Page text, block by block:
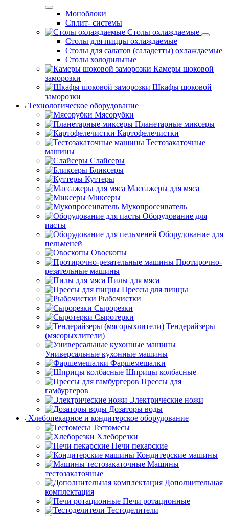
Моноблоки
Сплит- системы
Столы охлаждаемые
Столы для пиццы охлаждаемые
Столы для салатов (саладетты) охлаждаемые
Столы холодильные
Камеры шоковой
заморозки
Шкафы шоковой
заморозки
Технологическое оборудование
Мясорубки
Планетарные миксеры
Картофелечистки
Тестозакаточные
машины
Слайсеры
Бликсеры
Куттеры
Массажеры для мяса
Миксеры
Мукопросеиватель
Оборудование для
пасты
Оборудование для
пельменей
Овоскопы
Протирочно-
резательные машины
Пилы для мяса
Прессы для пиццы
Рыбочистки
Сырорезки
Сыротерки
Тендерайзеры
(мясорыхлители)
Универсальные кухонные машины
Фаршемешалки
Шприцы колбасные
Прессы для
гамбургеров
Электрические ножи
Дозаторы воды
Хлебопекарное и кондитерское оборудование
Тестомесы
Хлеборезки
Печи пекарские
Кондитерские машины
Машины
тестозакаточные
Дополнительная
комплектация
Печи ротационные
Тестоделители